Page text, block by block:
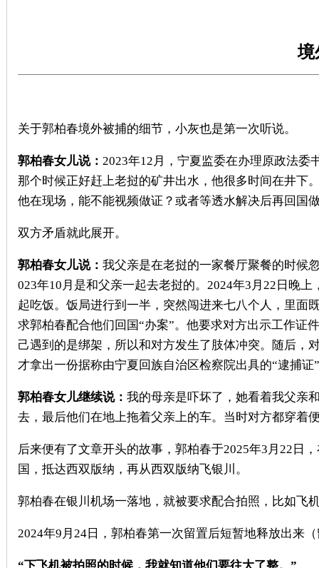
境
关于郭柏春境外被捕的细节，小灰也是第一次听说。
郭柏春女儿说： 2023年12月，宁夏监委在办理原政法委
那个时候正好赶上老挝的矿井出水，他很多时间在井下
他在现场，能不能视频做证？或者等透水解决后再回国
双方矛盾就此展开。
郭柏春女儿说： 我父亲是在老挝的一家餐厅聚餐的时候
023年10 月是和父亲一起去老挝的。 2024年3 月 22 日晚上
起吃饭。饭局进行到一半，突然闯进来七八个人，里面
求郭柏春配合他们回国“办案”。他要求对方出示工作证
己遇到的是绑架，所以和对方发生了肢体冲突。随后，
才拿出一份据称由宁夏回族自治区检察院出具的“逮捕
郭柏春女儿继续说： 我的母亲是吓坏了，她看着我父亲
去，最后他们在地上拖着父亲上的车。当时对方都穿着
后来便有了文章开头的故事，郭柏春于2025年3 月 22 日
国，抵达西双版纳，再从西双版纳飞银川。
郭柏春在银川机场一落地，就被要求配合拍照，比如飞
2024年9 月 24日，郭柏春第一次留置后短暂地释放出来